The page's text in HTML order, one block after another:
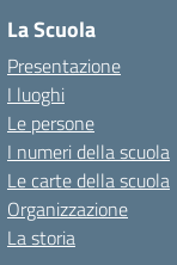
La Scuola
Presentazione
I luoghi
Le persone
I numeri della scuola
Le carte della scuola
Organizzazione
La storia